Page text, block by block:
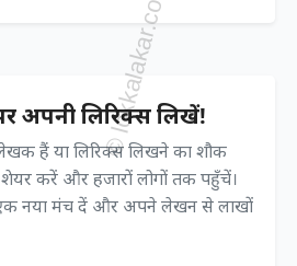
अपनी लिरिक्स लिखें!
हैं या लिरिक्स लिखने का शौक
करें और हजारों लोगों तक पहुँचें।
एक नया मंच दें और अपने लेखन से लाखों